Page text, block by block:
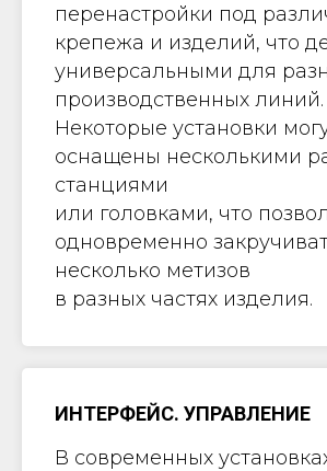
перенастройки под
крепежа и изделий, что
универсальными для
производственных линий.
Некоторые установки
оснащены несколькими
станциями
или головками, что
одновременно
несколько метизов
в разных частях изделия.
ИНТЕРФЕЙС. УПРАВЛЕНИЕ
В современных